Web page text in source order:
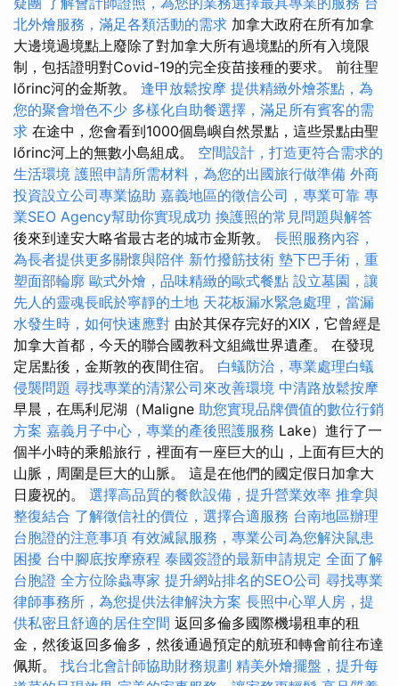
北外燴服務，滿足各類活動的需求 加拿大政府在所有加拿
大邊境過境點上廢除了對加拿大所有過境點的所有入境限
制，包括證明對Covid-19的完全疫苗接種的要求。 前往聖
lőrinc河的金斯敦。 逢甲放鬆按摩 提供精緻外燴茶點，為
您的聚會增色不少 多樣化自助餐選擇，滿足所有賓客的需
求 在途中，您會看到1000個島嶼自然景點，這些景點由聖
lőrinc河上的無數小島組成。 空間設計，打造更符合需求的
生活環境 護照申請所需材料，為您的出國旅行做準備 外商
投資設立公司專業協助 嘉義地區的徵信公司，專業可靠 專
業SEO Agency幫助你實現成功 換護照的常見問題與解答
後來到達安大略省最古老的城市金斯敦。 長照服務內容，
為長者提供更多關懷與陪伴 新竹撥筋技術 墊下巴手術，重
塑面部輪廓 歐式外燴，品味精緻的歐式餐點 設立墓園，讓
先人的靈魂長眠於寧靜的土地 天花板漏水緊急處理，當漏
水發生時，如何快速應對 由於其保存完好的XIX，它曾經是
加拿大首都，今天的聯合國教科文組織世界遺產。 在發現
定居點後，金斯敦的夜間住宿。 白蟻防治，專業處理白蟻
侵襲問題 尋找專業的清潔公司來改善環境 中清路放鬆按摩
早晨，在馬利尼湖（Maligne 助您實現品牌價值的數位行銷
方案 嘉義月子中心，專業的產後照護服務 Lake）進行了一
個半小時的乘船旅行，裡面有一座巨大的山，上面有巨大的
山脈，周圍是巨大的山脈。 這是在他們的國定假日加拿大
日慶祝的。 選擇高品質的餐飲設備，提升營業效率 推拿與
整復結合 了解徵信社的價位，選擇合適服務 台南地區辦理
台胞證的注意事項 有效滅鼠服務，專業公司為您解決鼠患
困擾 台中腳底按摩療程 泰國簽證的最新申請規定 全面了解
台胞證 全方位除蟲專家 提升網站排名的SEO公司 尋找專業
律師事務所，為您提供法律解決方案 長照中心單人房，提
供私密且舒適的居住空間 返回多倫多國際機場租車的租
金，然後返回多倫多，然後通過預定的航班和轉會前往布達
佩斯。 找台北會計師協助財務規劃 精美外燴擺盤，提升每